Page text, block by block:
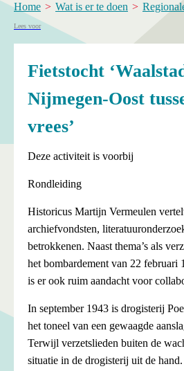
Home Wat is er te doen
Lees voor
Fietstocht
Nijmegen-Oost
vrees’
Deze activiteit is voorbij
Rondleiding
Historicus Martijn Vermeulen
archiefvondsten,
betrokkenen. Naast thema’s als
het bombardement van 22 februari
is er ook ruim aandacht voor
In september 1943 is drogisterij
het toneel van een gewaagde
Terwijl verzetslieden buiten de
situatie in de drogisterij uit de